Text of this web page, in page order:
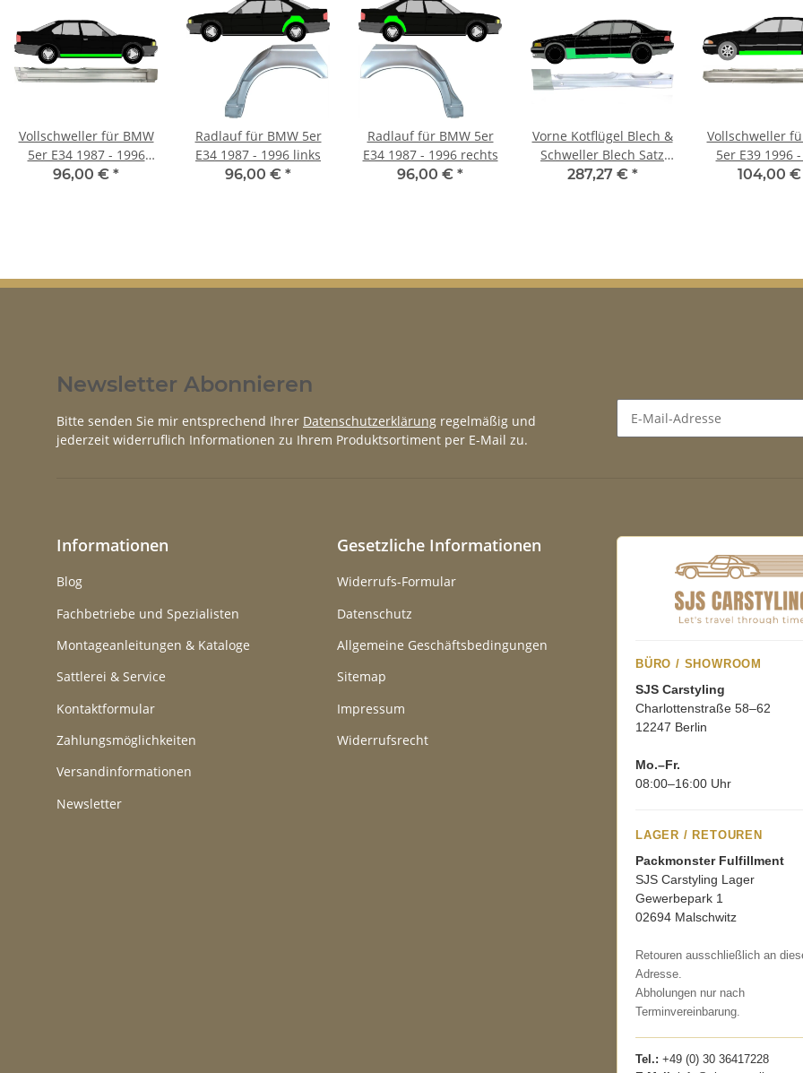
Vollschweller für BMW
5er E34 1987 - 1996
rechts
96,00 € *
Radlauf für BMW 5er
E34 1987 - 1996 links
96,00 € *
Radlauf für BMW 5er
E34 1987 - 1996 rechts
96,00 € *
Vorne Kotflügel Blech &
Schweller Blech Satz
für Bmw 3 E36 1990 -
287,27 € *
Vollschweller
5er E39 1996
links
104,00
Newsletter Abonnieren
Bitte senden Sie mir entsprechend Ihrer Datenschutzerklärung regelmäßig und
jederzeit widerruflich Informationen zu Ihrem Produktsortiment per E-Mail zu.
Informationen
Blog
Fachbetriebe und Spezialisten
Montageanleitungen & Kataloge
Sattlerei & Service
Kontaktformular
Zahlungsmöglichkeiten
Versandinformationen
Newsletter
Gesetzliche Informationen
Widerrufs-Formular
Datenschutz
Allgemeine Geschäftsbedingungen
Sitemap
Impressum
Widerrufsrecht
BÜRO / SHOWROOM
SJS Carstyling
Charlottenstraße 58–62
12247 Berlin
Mo.–Fr.
08:00–16:00 Uhr
LAGER / RETOUREN
Packmonster Fulfillment
SJS Carstyling Lager
Gewerbepark 1
02694 Malschwitz
Retouren ausschließlich an
Adresse.
Abholungen nur nach
Terminvereinbarung.
Tel.: +49 (0) 30 36417228